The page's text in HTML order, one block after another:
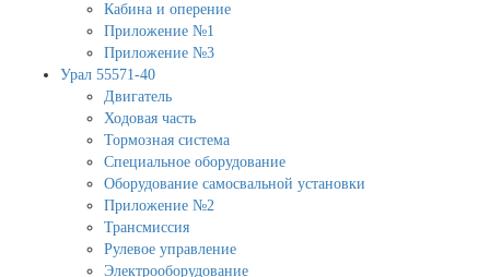
Кабина и оперение
Приложение №1
Приложение №3
Урал 55571-40
Двигатель
Ходовая часть
Тормозная система
Специальное оборудование
Оборудование самосвальной установки
Приложение №2
Трансмиссия
Рулевое управление
Электрооборудование